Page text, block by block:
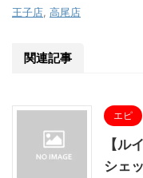
王子店 高尾店
関連記事
エピ
【ル
シェ